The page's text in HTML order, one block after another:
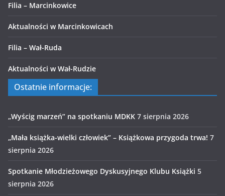
Filia – Marcinkowice
Aktualności w Marcinkowicach
Filia – Wał-Ruda
Aktualności w Wał-Rudzie
Ostatnie informacje:
„Wyścig marzeń” na spotkaniu MDKK 7 sierpnia 2026
„Mała książka-wielki człowiek” – Książkowa przygoda trwa! 7
sierpnia 2026
Spotkanie Młodzieżowego Dyskusyjnego Klubu Książki 5
sierpnia 2026